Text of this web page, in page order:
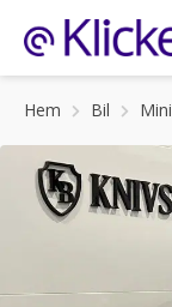
Hem Bil Mini